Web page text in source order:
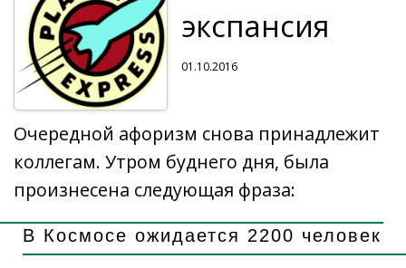
экспансия
01.10.2016
Очередной афоризм снова принадлежит
коллегам. Утром буднего дня, была
произнесена следующая фраза:
В Космосе ожидается 2200 человек